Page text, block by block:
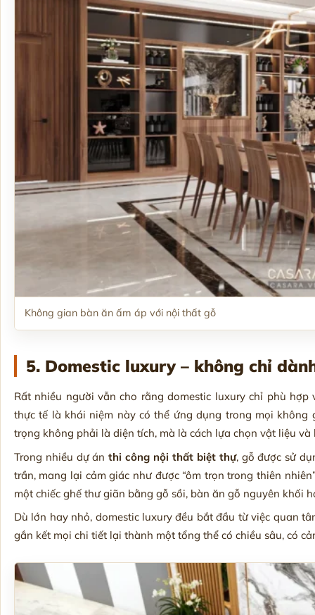
Không gian bàn ăn ấm áp với nội thất gỗ
5. Domestic luxury – không chỉ
Rất nhiều người vẫn cho rằng domestic luxury chỉ phù
thực tế là khái niệm này có thể ứng dụng trong mọi
trọng không phải là diện tích, mà là cách lựa chọn vật liệu
Trong nhiều dự ánthi công nội thất biệt thự, gỗ được sử
trần, mang lại cảm giác như được “ôm trọn trong thiên
một chiếc ghế thư giãn bằng gỗ sồi, bàn ăn gỗ nguyên khối
Dù lớn hay nhỏ, domestic luxury đều bắt đầu từ việc quan
gắn kết mọi chi tiết lại thành một tổng thể có chiều sâu, có